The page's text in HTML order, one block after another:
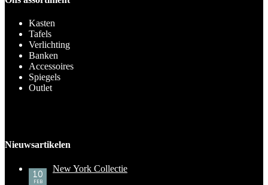
Kasten
Tafels
Verlichting
Banken
Accessoires
Spiegels
Outlet
Nieuwsartikelen
10
FEB
New York Collectie